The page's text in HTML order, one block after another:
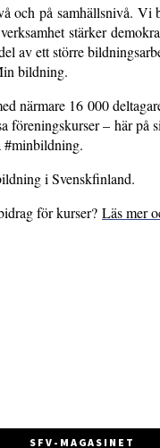
på samhällsnivå. Vi
stärker
av ett större
bildning.
närmare 16 000
föreningskurser – här på
#minbildning.
i Svenskfinland.
för kurser? Läs mer
SFV-MAGASINET